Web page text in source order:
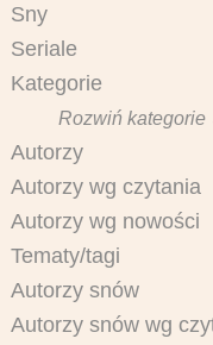
Sny
Seriale
Kategorie
Rozwiń kategorie
Autorzy
Autorzy wg czytania
Autorzy wg nowości
Tematy/tagi
Autorzy snów
Autorzy snów wg